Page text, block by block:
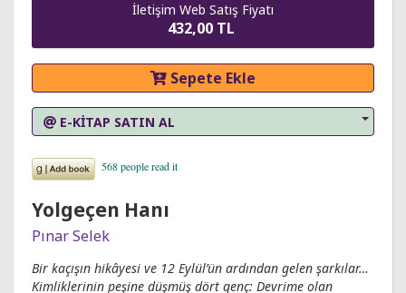
İletişim Web Satış Fiyatı
432,00 TL
Sepete Ekle
E-KİTAP SATIN AL
Yolgeçen Hanı
Pınar Selek
Bir kaçışın hikâyesi ve 12 Eylül’ün ardından gelen şarkılar…
Kimliklerinin peşine düşmüş dört genç: Devrime olan